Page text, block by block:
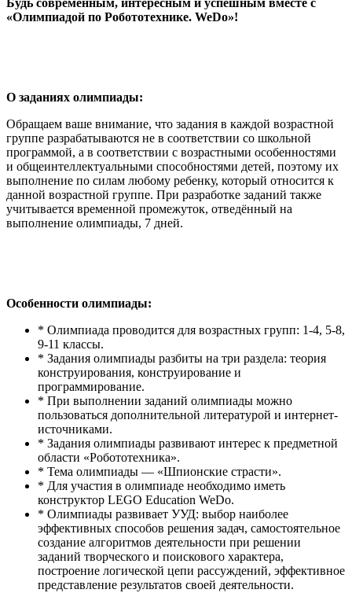
Будь современным, интересным и успешным вместе с
«Олимпиадой по Робототехнике. WeDo»!
О заданиях олимпиады:
Обращаем ваше внимание, что задания в каждой возрастной
группе разрабатываются не в соответствии со школьной
программой, а в соответствии с возрастными особенностями
и общеинтеллектуальными способностями детей, поэтому их
выполнение по силам любому ребенку, который относится к
данной возрастной группе. При разработке заданий также
учитывается временной промежуток, отведённый на
выполнение олимпиады, 7 дней.
Особенности олимпиады:
* Олимпиада проводится для возрастных групп: 1-4, 5-8,
9-11 классы.
* Задания олимпиады разбиты на три раздела: теория
конструирования, конструирование и
программирование.
* При выполнении заданий олимпиады можно
пользоваться дополнительной литературой и интернет-
источниками.
* Задания олимпиады развивают интерес к предметной
области «Робототехника».
* Тема олимпиады — «Шпионские страсти».
* Для участия в олимпиаде необходимо иметь
конструктор LEGO Education WeDo.
* Олимпиады развивает УУД: выбор наиболее
эффективных способов решения задач, самостоятельное
создание алгоритмов деятельности при решении
заданий творческого и поискового характера,
построение логической цепи рассуждений, эффективное
представление результатов своей деятельности.